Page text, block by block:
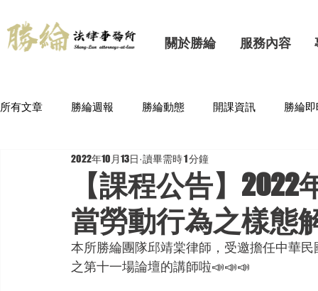
關於勝綸 服務內容
所有文章 勝綸週報 勝綸動態 開課資訊 勝綸
【課程公告】
當勞動行為之樣態
2022年10月13日 讀畢需時 1 分鐘
本所勝綸團隊邱靖棠律師，受邀擔任中華
之第十一場論壇的講師啦📣📣📣